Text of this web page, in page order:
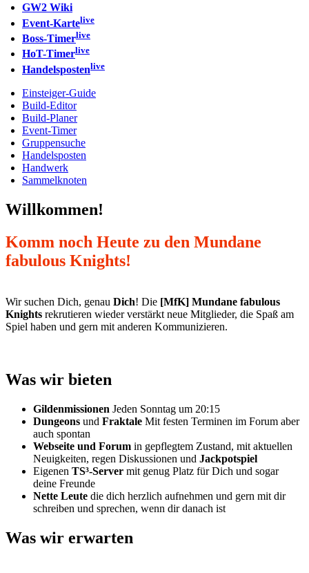
GW2 Wiki
Event-Kartelive
Boss-Timerlive
HoT-Timerlive
Handelspostenlive
Einsteiger-Guide
Build-Editor
Build-Planer
Event-Timer
Gruppensuche
Handelsposten
Handwerk
Sammelknoten
Willkommen!
Komm noch Heute zu den Mundane
fabulous Knights!
Wir suchen Dich, genau Dich! Die [MfK] Mundane fabulous
Knights rekrutieren wieder verstärkt neue Mitglieder, die Spaß am
Spiel haben und gern mit anderen Kommunizieren.
Was wir bieten
Gildenmissionen Jeden Sonntag um 20:15
Dungeons und Fraktale Mit festen Terminen im Forum aber
auch spontan
Webseite und Forum in gepflegtem Zustand, mit aktuellen
Neuigkeiten, regen Diskussionen und Jackpotspiel
Eigenen TS³-Server mit genug Platz für Dich und sogar
deine Freunde
Nette Leute die dich herzlich aufnehmen und gern mit dir
schreiben und sprechen, wenn dir danach ist
Was wir erwarten